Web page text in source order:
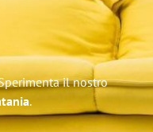
il nostro
.